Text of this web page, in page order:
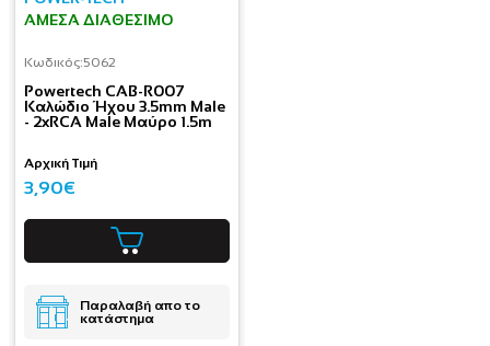
ΆΜΕΣΑ ΔΙΑΘΈΣΙΜΟ
Κωδικός:5062
Powertech CAB-R007
Καλώδιο Ήχου 3.5mm Male
- 2xRCA Male Μαύρο 1.5m
Αρχική Τιμή
3,90€
Παραλαβή απο το
κατάστημα